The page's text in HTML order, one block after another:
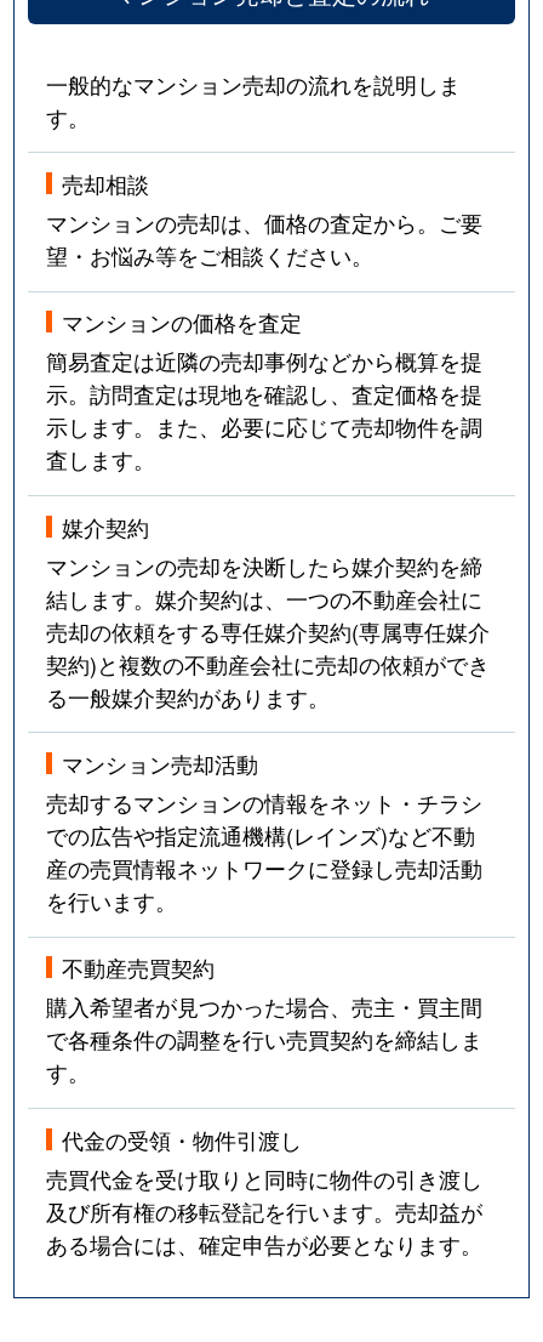
一般的なマンション売却の流れを説明しま
す。
売却相談
マンションの売却は、価格の査定から。ご要
望・お悩み等をご相談ください。
マンションの価格を査定
簡易査定は近隣の売却事例などから概算を提
示。訪問査定は現地を確認し、査定価格を提
示します。また、必要に応じて売却物件を調
査します。
媒介契約
マンションの売却を決断したら媒介契約を締
結します。媒介契約は、一つの不動産会社に
売却の依頼をする専任媒介契約(専属専任媒介
契約)と複数の不動産会社に売却の依頼ができ
る一般媒介契約があります。
マンション売却活動
売却するマンションの情報をネット・チラシ
での広告や指定流通機構(レインズ)など不動
産の売買情報ネットワークに登録し売却活動
を行います。
不動産売買契約
購入希望者が見つかった場合、売主・買主間
で各種条件の調整を行い売買契約を締結しま
す。
代金の受領・物件引渡し
売買代金を受け取りと同時に物件の引き渡し
及び所有権の移転登記を行います。売却益が
ある場合には、確定申告が必要となります。